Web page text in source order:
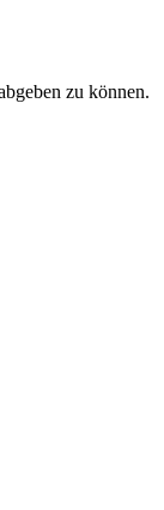
zu können.